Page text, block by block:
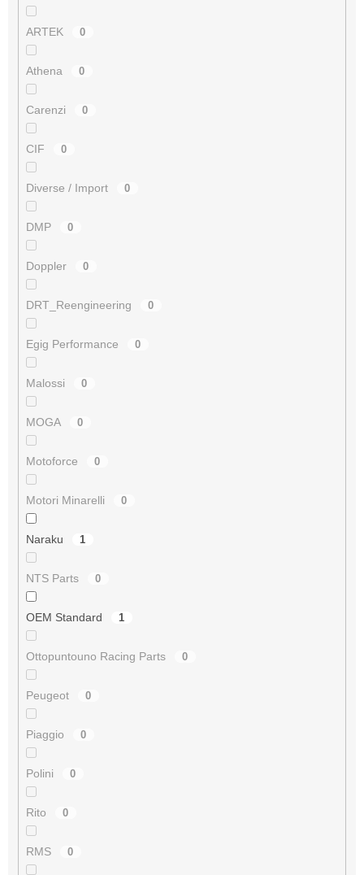
ARTEK 0
Athena 0
Carenzi 0
CIF 0
Diverse / Import 0
DMP 0
Doppler 0
DRT_Reengineering 0
Egig Performance 0
Malossi 0
MOGA 0
Motoforce 0
Motori Minarelli 0
Naraku 1
NTS Parts 0
OEM Standard 1
Ottopuntouno Racing Parts 0
Peugeot 0
Piaggio 0
Polini 0
Rito 0
RMS 0